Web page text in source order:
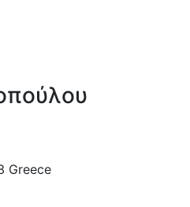
Greece